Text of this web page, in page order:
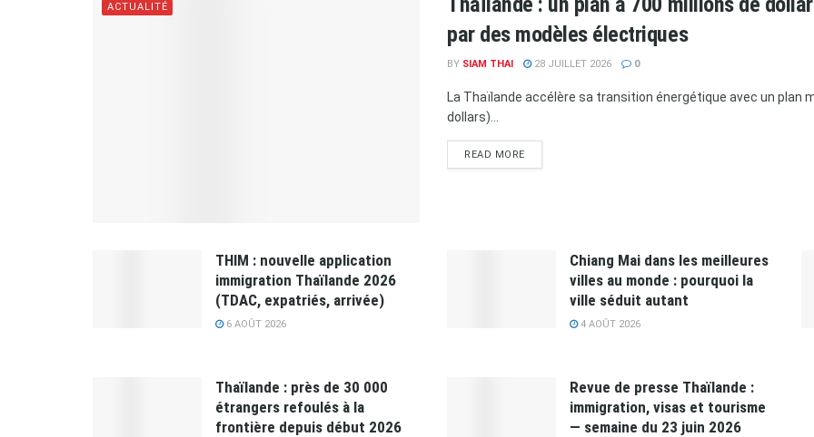
ACTUALITÉ
par des modèles électriques
BY SIAM THAI 28 JUILLET 2026 0
La Thaïlande accélère sa transition énergétique avec un plan
dollars)...
READ MORE
THIM : nouvelle application
immigration Thaïlande 2026
(TDAC, expatriés, arrivée)
6 AOÛT 2026
Chiang Mai dans les meilleures
villes au monde : pourquoi la
ville séduit autant
4 AOÛT 2026
Thaïlande : près de 30 000
étrangers refoulés à la
frontière depuis début 2026
Revue de presse Thaïlande :
immigration, visas et tourisme
— semaine du 23 juin 2026